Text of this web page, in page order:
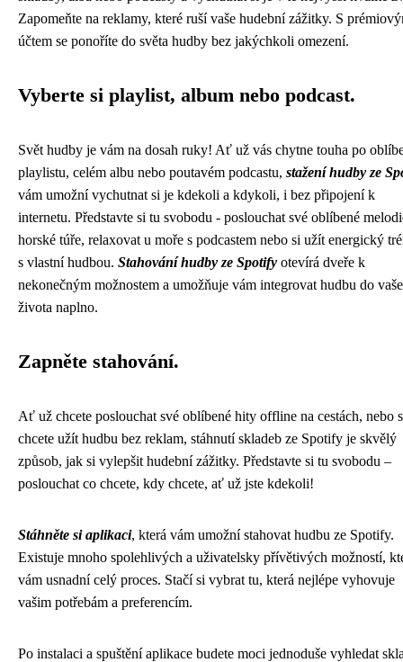
Zapomeňte na reklamy, které ruší vaše hudební zážitky. S
účtem se ponoříte do světa hudby bez jakýchkoli omezení.
Vyberte si playlist, album nebo podcast.
Svět hudby je vám na dosah ruky! Ať už vás chytne touha po
playlistu, celém albu nebo poutavém podcastu, stažení hudby ze
vám umožní vychutnat si je kdekoli a kdykoli, i bez připojení k
internetu. Představte si tu svobodu - poslouchat své oblíbené
horské túře, relaxovat u moře s podcastem nebo si užít energický
s vlastní hudbou. Stahování hudby ze Spotify otevírá dveře k
nekonečným možnostem a umožňuje vám integrovat hudbu do
života naplno.
Zapněte stahování.
Ať už chcete poslouchat své oblíbené hity offline na cestách, nebo
chcete užít hudbu bez reklam, stáhnutí skladeb ze Spotify je skvělý
způsob, jak si vylepšit hudební zážitky. Představte si tu svobodu –
poslouchat co chcete, kdy chcete, ať už jste kdekoli!
Stáhněte si aplikaci, která vám umožní stahovat hudbu ze Spotify.
Existuje mnoho spolehlivých a uživatelsky přívětivých možností,
vám usnadní celý proces. Stačí si vybrat tu, která nejlépe vyhovuje
vašim potřebám a preferencím.
Po instalaci a spuštění aplikace budete moci jednoduše vyhledat